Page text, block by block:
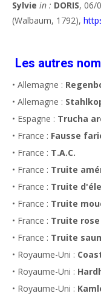
Sylvie in : DORIS, 06/
(Walbaum, 1792),
Les autres
• Allemagne :
• Allemagne :
• Espagne : Trucha
• France : Fausse
• France : T.A.C.
• France : Truite
• France : Truite
• France : Truite
• France : Truite rose
• France : Truite
• Royaume-Uni :
• Royaume-Uni :
• Royaume-Uni :